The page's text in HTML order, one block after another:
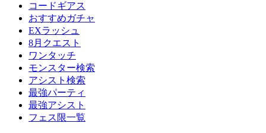
コードギアス
おすすめガチャ
EXラッシュ
8月クエスト
ワンタッチ
モンスター検索
アシスト検索
最強パーティ
最強アシスト
フェス限一覧